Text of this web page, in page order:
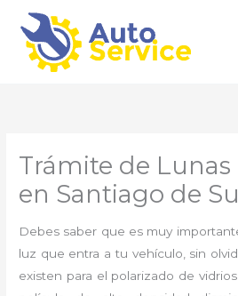
contenido
Trámite de Lunas
en Santiago de
Debes saber que es muy
luz que entra a tu vehículo, sin
existen para el polarizado de